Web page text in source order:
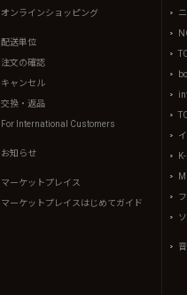
オンラインショッピング
配送単位
注文の確認
キャンセル
交換・返品
For International Customers
お知らせ
マーケットプレイス
マーケットプレイスはじめてガイド